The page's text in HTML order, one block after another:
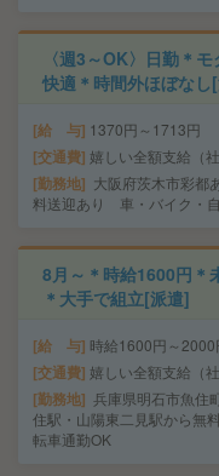
〈週3～OK〉日勤＊
快適＊時間外ほぼなし
給 与 1370円～1713円
交通費 嬉しい全額支給（
勤務地
大阪府茨木市彩
料送迎あり 車・バイク・
8月～＊時給1600円＊
＊大手で組立[派遣]
給 与 時給1600円～2000
交通費 嬉しい全額支給（
勤務地 兵庫県明石市魚住
住駅・山陽東二見駅から無
転車通勤OK